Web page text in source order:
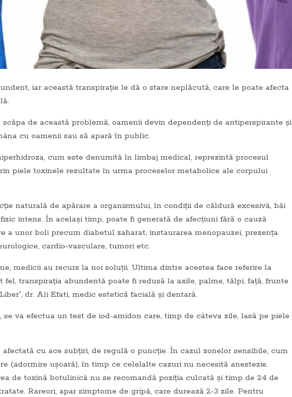
iar această transpirație le dă o stare neplăcută, care le poate afecta
de această problemă, oamenii devin dependenți de antiperspirante și
cu oamenii sau să apară în public.
cum este denumită în limbaj medical, reprezintă procesul
piele toxinele rezultate în urma proceselor metabolice ale corpului
naturală de apărare a organismului, în condiții de căldură excesivă, băi
intens. În același timp, poate fi generată de afecțiuni fără o cauză
a unor boli precum diabetul zaharat, instaurarea menopauzei, prezența
cardio-vasculare, tumori etc.
medicii au recurs la noi soluții. Ultima dintre acestea face referire la
fel, transpirația abundentă poate fi redusă la axile, palme, tălpi, față, frunte
dr. Ali Efati, medic estetică facială și dentară.
va efectua un test de iod-amidon care, timp de câteva zile, lasă pe piele
cu ace subțiri, de regulă o puncție. În cazul zonelor sensibile, cum
(adormire ușoară), în timp ce celelalte cazuri nu necesită anestezie.
de toxină botulinică nu se recomandă poziția culcată și timp de 24 de
Rareori, apar simptome de gripă, care durează 2-3 zile. Pentru